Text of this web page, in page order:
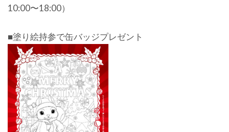
10:00〜18:00）
■塗り絵持参で缶バッジプレゼント